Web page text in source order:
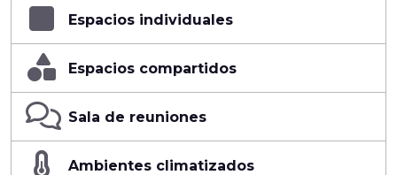
Espacios individuales
Espacios compartidos
Sala de reuniones
Ambientes climatizados